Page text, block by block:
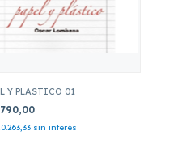
Y PLASTICO 01
sin interés